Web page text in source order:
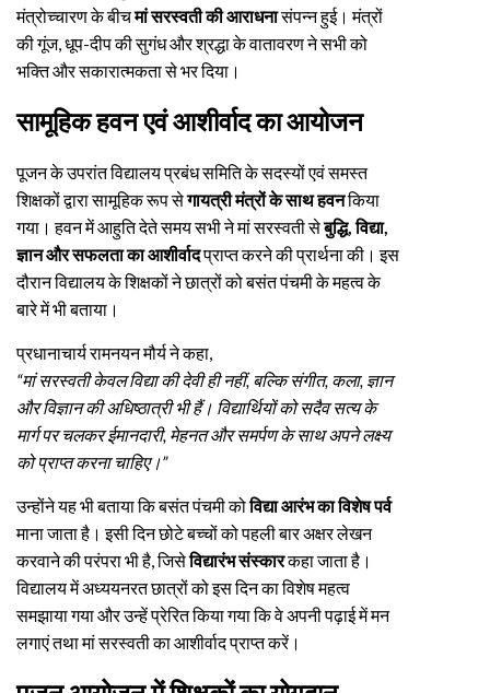
मंत्रोच्चारण के बीचमां सरस्वती की आराधनासंपन्न हुई। मंत्रों
की गूंज, धूप-दीप की सुगंध और श्रद्धा के वातावरण ने सभी को
भक्ति और सकारात्मकता से भर दिया।
सामूहिक हवन एवं आशीर्वाद का आयोजन
पूजन के उपरांत विद्यालय प्रबंध समिति के सदस्यों एवं समस्त
शिक्षकों द्वारा सामूहिक रूप सेगायत्री मंत्रों के साथ हवनकिया
गया। हवन में आहुति देते समय सभी ने मां सरस्वती सेबुद्धि, विद्या,
ज्ञान और सफलता का आशीर्वादप्राप्त करने की प्रार्थना की। इस
दौरान विद्यालय के शिक्षकों ने छात्रों को बसंत पंचमी के महत्व के
बारे में भी बताया।
प्रधानाचार्य रामनयन मौर्य ने कहा,
“मां सरस्वती केवल विद्या की देवी ही नहीं, बल्कि संगीत, कला, ज्ञान
और विज्ञान की अधिष्ठात्री भी हैं। विद्यार्थियों को सदैव सत्य के
मार्ग पर चलकर ईमानदारी, मेहनत और समर्पण के साथ अपने लक्ष्य
को प्राप्त करना चाहिए।”
उन्होंने यह भी बताया कि बसंत पंचमी कोविद्या आरंभ का विशेष पर्व
माना जाता है। इसी दिन छोटे बच्चों को पहली बार अक्षर लेखन
करवाने की परंपरा भी है, जिसेविद्यारंभ संस्कारकहा जाता है।
विद्यालय में अध्ययनरत छात्रों को इस दिन का विशेष महत्व
समझाया गया और उन्हें प्रेरित किया गया कि वे अपनी पढ़ाई में मन
लगाएं तथा मां सरस्वती का आशीर्वाद प्राप्त करें।